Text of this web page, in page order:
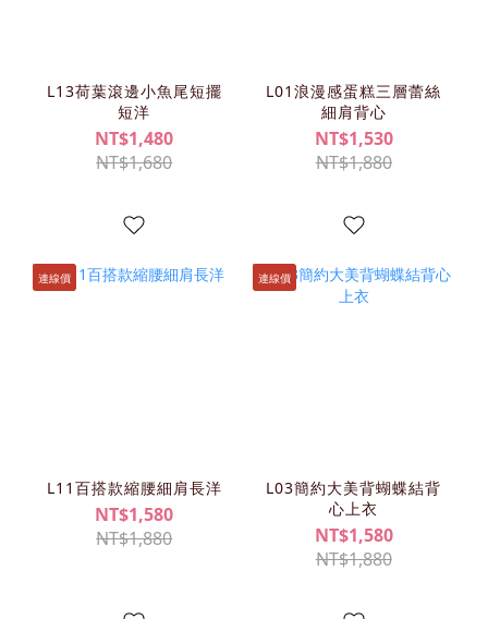
L13荷葉滾邊小魚尾短擺
短洋
NT$1,480
NT$1,680
L01浪漫感蛋糕三層蕾絲
細肩背心
NT$1,530
NT$1,880
連線價
L11百搭款縮腰細肩長洋
NT$1,580
NT$1,880
連線價
L03簡約大美背蝴蝶結背
心上衣
NT$1,580
NT$1,880